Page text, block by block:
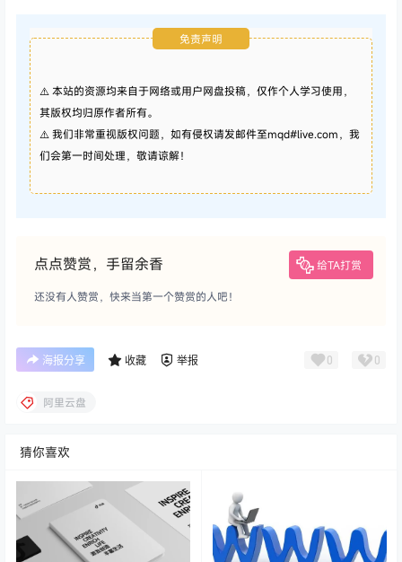
免责声明
⚠️ 本站的资源均来自于网络或用户网盘投稿，仅作个人学习使用，
其版权均归原作者所有。
⚠️ 我们非常重视版权问题，如有侵权请发邮件至mqd#live.com，我
们会第一时间处理，敬请谅解！
点点赞赏，手留余香 给TA打赏
还没有人赞赏，快来当第一个赞赏的人吧！
海报分享 收藏 举报 0 0
阿里云盘
猜你喜欢